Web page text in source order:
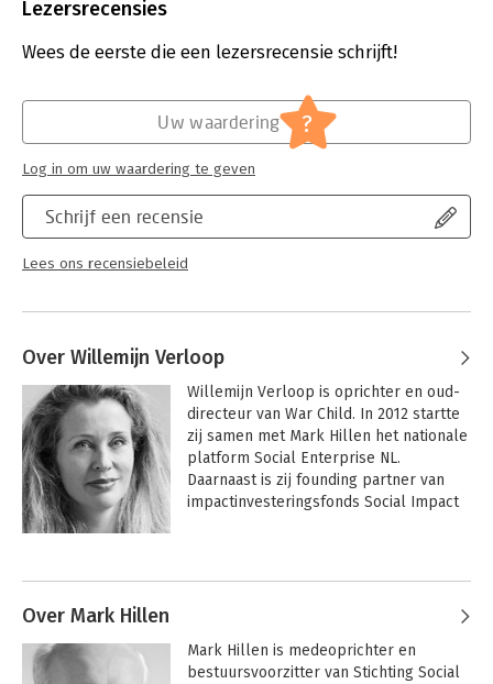
Uitgever:
Verschijningsdatum:
24-6-2014
Strategisch management
Lezersrecensies
Wees de eerste die een lezersrecensie schrijft!
Schrijf een recensie
Lees ons recensiebeleid
Uw waardering ?
Log in om uw waardering te geven
Over Willemijn Verloop
Willemijn Verloop is oprichter en oud-
directeur van War Child. In 2012 startte
zij samen met Mark Hillen het nationale
platform Social Enterprise NL.
Daarnaast is zij founding partner van
impactinvesteringsfonds Social Impact
Over Mark Hillen
Mark Hillen is medeoprichter en
bestuursvoorzitter van Stichting Social